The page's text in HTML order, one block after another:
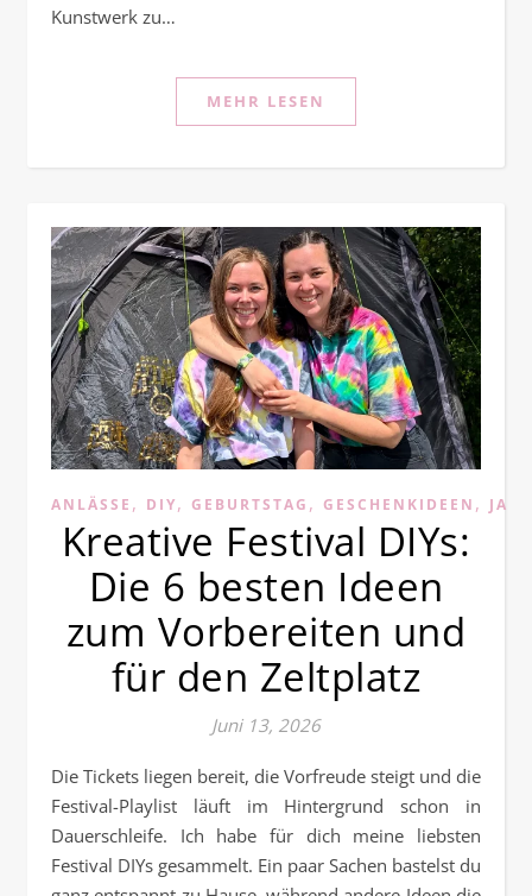
Kunstwerk zu…
MEHR LESEN
ANLÄSSE , DIY, GEBURTSTAG , GESCHENKIDEEN ,
Kreative Festival DIYs:
Die 6 besten Ideen
zum Vorbereiten und
für den Zeltplatz
Juni 13, 2026
Die Tickets liegen bereit, die Vorfreude steigt und die
Festival-Playlist läuft im Hintergrund schon in
Dauerschleife. Ich habe für dich meine liebsten
Festival DIYs gesammelt. Ein paar Sachen bastelst du